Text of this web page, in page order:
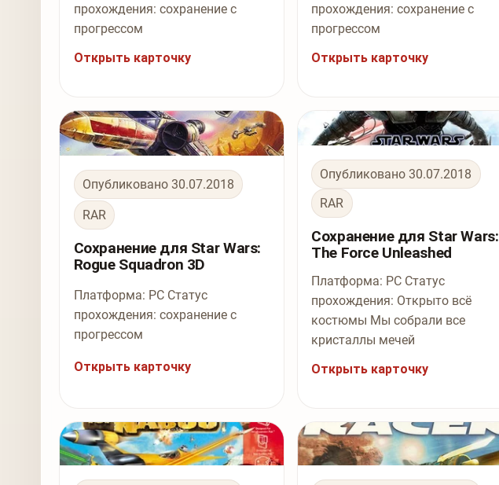
прохождения: сохранение с
прогрессом
Открыть карточку
прохождения: сохранение с
прогрессом
Открыть карточку
Опубликовано 30.07.2018
RAR
Сохранение для Star Wars:
Rogue Squadron 3D
Платформа: PC Статус
прохождения: сохранение с
прогрессом
Открыть карточку
Опубликовано 30.07.2018
RAR
Сохранение для Star Wars:
The Force Unleashed
Платформа: PC Статус
прохождения: Открыто всё
костюмы Мы собрали все
кристаллы мечей
Открыть карточку